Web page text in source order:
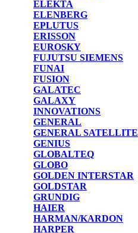
ELEKTA
ELENBERG
EPLUTUS
ERISSON
EUROSKY
FUJUTSU SIEMENS
FUNAI
FUSION
GALATEC
GALAXY
INNOVATIONS
GENERAL
GENERAL SATELLITE
GENIUS
GLOBALTEQ
GLOBO
GOLDEN INTERSTAR
GOLDSTAR
GRUNDIG
HAIER
HARMAN/KARDON
HARPER